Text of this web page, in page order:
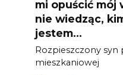
mi opuścić mój
nie wiedząc,
jestem…
Rozpieszczony
mieszkaniowej